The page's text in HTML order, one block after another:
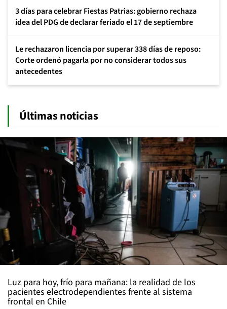
3 días para celebrar Fiestas Patrias: gobierno rechaza
idea del PDG de declarar feriado el 17 de septiembre
Le rechazaron licencia por superar 338 días de reposo:
Corte ordenó pagarla por no considerar todos sus
antecedentes
Últimas noticias
Luz para hoy, frío para mañana: la realidad de los
pacientes electrodependientes frente al sistema
frontal en Chile